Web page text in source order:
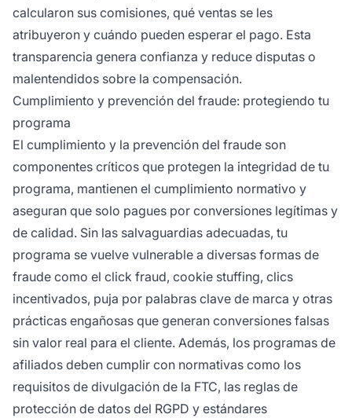
calcularon sus comisiones, qué ventas se les
atribuyeron y cuándo pueden esperar el pago. Esta
transparencia genera confianza y reduce disputas o
malentendidos sobre la compensación.
Cumplimiento y prevención del fraude: protegiendo tu
programa
El cumplimiento y la prevención del fraude son
componentes críticos que protegen la integridad de tu
programa, mantienen el cumplimiento normativo y
aseguran que solo pagues por conversiones legítimas y
de calidad. Sin las salvaguardias adecuadas, tu
programa se vuelve vulnerable a diversas formas de
fraude como el click fraud, cookie stuffing, clics
incentivados, puja por palabras clave de marca y otras
prácticas engañosas que generan conversiones falsas
sin valor real para el cliente. Además, los programas de
afiliados deben cumplir con normativas como los
requisitos de divulgación de la FTC, las reglas de
protección de datos del RGPD y estándares